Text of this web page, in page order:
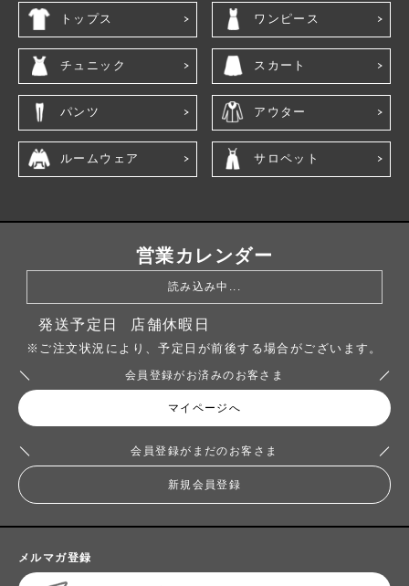
トップス ワンピース
チュニック スカート
パンツ アウター
ルームウェア サロペット
営業カレンダー
読み込み中...
発送予定日 店舗休暇日
※ご注文状況により、予定日が前後する場合がございます。
会員登録がお済みのお客さま
マイページへ
会員登録がまだのお客さま
新規会員登録
メルマガ登録